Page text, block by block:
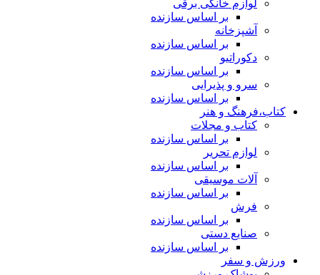
لوازم خانگی برقی
بر اساس سازنده
آشپزخانه
بر اساس سازنده
دکوراتیو
بر اساس سازنده
سرو و پذیرایی
بر اساس سازنده
کتاب،فرهنگ و هنر
کتاب و مجلات
بر اساس سازنده
لوازم تحریر
بر اساس سازنده
آلات موسیقی
بر اساس سازنده
فرش
بر اساس سازنده
صنایع دستی
بر اساس سازنده
ورزش و سفر